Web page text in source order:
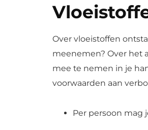
Over vloeistoffen
meenemen? Over het
mee te nemen in je
voorwaarden aan
Per persoon mag